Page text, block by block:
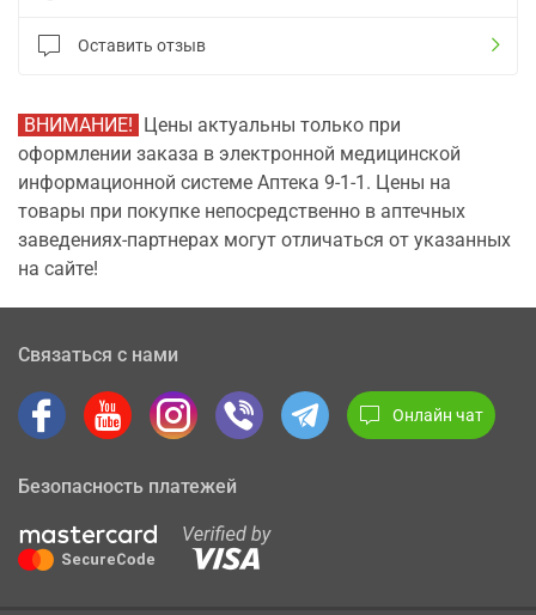
Оставить отзыв
ВНИМАНИЕ! Цены актуальны только при
оформлении заказа в электронной медицинской
информационной системе Аптека 9-1-1. Цены на
товары при покупке непосредственно в аптечных
заведениях-партнерах могут отличаться от указанных
на сайте!
Связаться с нами
Онлайн чат
Безопасность платежей